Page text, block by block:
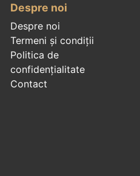
Despre noi
Despre noi
Termeni și condiții
Politica de
confidenţialitate
Contact